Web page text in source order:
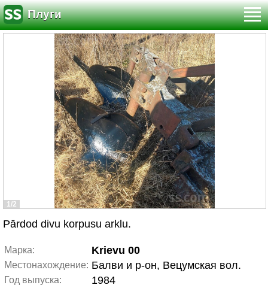
Плуги
1/2
Pārdod divu korpusu arklu.
Марка: Krievu 00
Местонахождение: Балви и р-он, Вецумская вол.
Год выпуска: 1984